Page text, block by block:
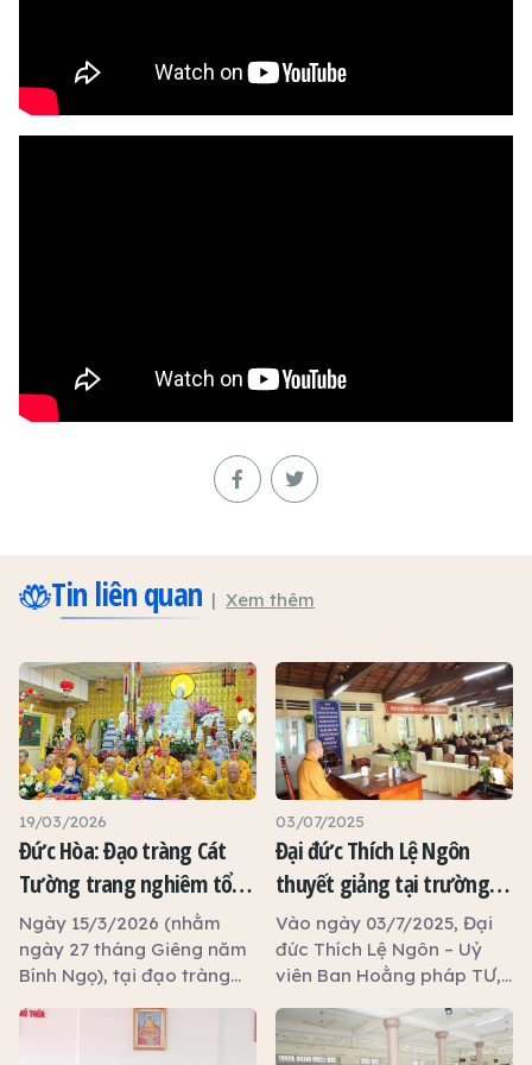
Tin liên quan Xem thêm
19/03/2026
Đức Hòa: Đạo tràng Cát
Tường trang nghiêm tổ
chức đàn Dược Sư thất
châu, khai giảng khóa tu
An Lạc và trao 100 phần
quà từ thiện
Ngày 15/3/2026 (nhằm
ngày 27 tháng Giêng năm
Bính Ngọ), tại đạo tràng
dưới sự hướng dẫn của Sư
cô Thích Nữ Liên Thảo –
03/07/2025
Đại đức Thích Lệ Ngôn
thuyết giảng tại trường
hạ tổ đình Tôn Thạnh
Vào ngày 03/7/2025, Đại
đức Thích Lệ Ngôn – Uỷ
viên Ban Hoằng pháp TƯ,
GHPGVN tỉnh Tây Ninh,
Trưởng phòng Đào tạo